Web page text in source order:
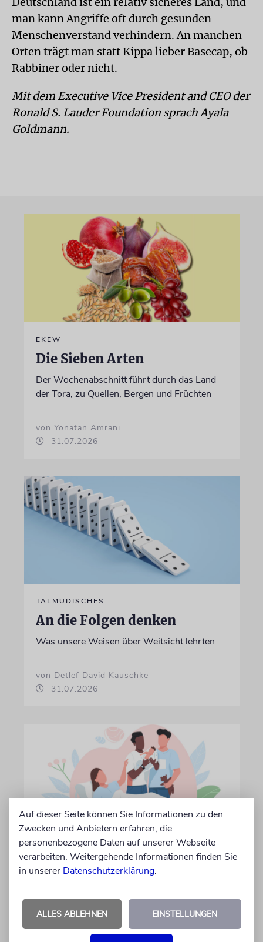
man kann Angriffe oft durch gesunden
Menschenverstand verhindern. An manchen
Orten trägt man statt Kippa lieber Basecap, ob
Rabbiner oder nicht.
Mit dem Executive Vice President and CEO der
Ronald S. Lauder Foundation sprach Ayala
Goldmann.
EKEW
Die Sieben Arten
Der Wochenabschnitt führt durch das Land
der Tora, zu Quellen, Bergen und Früchten
von Yonatan Amrani
31.07.2026
TALMUDISCHES
An die Folgen denken
Was unsere Weisen über Weitsicht lehrten
von Detlef David Kauschke
31.07.2026
ETHIK
Geliehene Mütter?
begleitet die jüdische Tradition seit der Tora.
Moderne Reproduktionsmedizin eröffnet
heute neue Möglichkeiten – stellt die Halacha
Auf dieser Seite können Sie Informationen zu den
Zwecken und Anbietern erfahren, die
personenbezogene Daten auf unserer Webseite
verarbeiten. Weitergehende Informationen finden Sie
in unserer Datenschutzerklärung.
ALLES ABLEHNEN EINSTELLUNGEN